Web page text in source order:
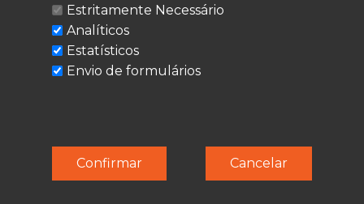
Política de Privacidade
Termos de Utilização
Cookies
© Techolder. Todos os direitos reservados.
SmashLine
Estritamente Necessário
Analíticos
Estatísticos
Envio de formulários
Cancelar
Confirmar